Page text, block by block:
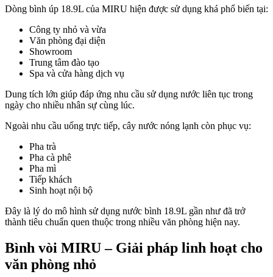
Dòng bình úp 18.9L của MIRU hiện được sử dụng khá phổ biến tại:
Công ty nhỏ và vừa
Văn phòng đại diện
Showroom
Trung tâm đào tạo
Spa và cửa hàng dịch vụ
Dung tích lớn giúp đáp ứng nhu cầu sử dụng nước liên tục trong
ngày cho nhiều nhân sự cùng lúc.
Ngoài nhu cầu uống trực tiếp, cây nước nóng lạnh còn phục vụ:
Pha trà
Pha cà phê
Pha mì
Tiếp khách
Sinh hoạt nội bộ
Đây là lý do mô hình sử dụng nước bình 18.9L gần như đã trở
thành tiêu chuẩn quen thuộc trong nhiều văn phòng hiện nay.
Bình vòi MIRU – Giải pháp linh hoạt cho
văn phòng nhỏ